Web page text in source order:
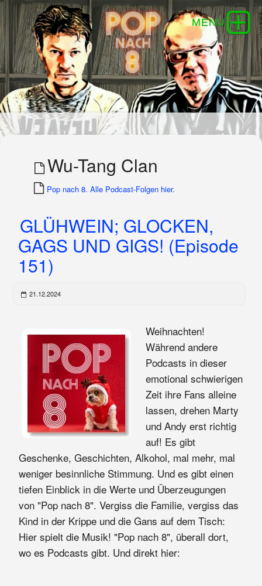
Wu-Tang Clan
Pop nach 8. Alle Podcast-Folgen hier.
GLÜHWEIN; GLOCKEN,
GAGS UND GIGS! (Episode
151)
21.12.2024
Weihnachten!
Während andere
Podcasts in dieser
emotional schwierigen
Zeit ihre Fans alleine
lassen, drehen Marty
und Andy erst richtig
auf! Es gibt
Geschenke, Geschichten, Alkohol, mal mehr, mal
weniger besinnliche Stimmung. Und es gibt einen
tiefen Einblick in die Werte und Überzeugungen
von "Pop nach 8". Vergiss die Familie, vergiss das
Kind in der Krippe und die Gans auf dem Tisch:
Hier spielt die Musik! "Pop nach 8", überall dort,
wo es Podcasts gibt. Und direkt hier: